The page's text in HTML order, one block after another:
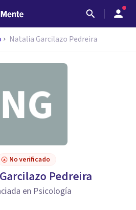
Natalia Garcilazo Pedreira
No verificado
Pedreira
en Psicología